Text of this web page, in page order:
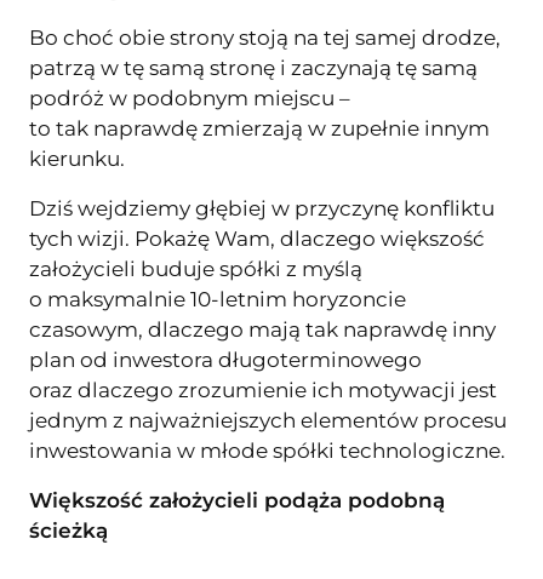
Bo choć obie strony stoją na tej samej drodze,
patrzą w tę samą stronę i zaczynają tę samą
podróż w podobnym miejscu –
to tak naprawdę zmierzają w zupełnie innym
kierunku.
Dziś wejdziemy głębiej w przyczynę konfliktu
tych wizji. Pokażę Wam, dlaczego większość
założycieli buduje spółki z myślą
o maksymalnie 10-letnim horyzoncie
czasowym, dlaczego mają tak naprawdę inny
plan od inwestora długoterminowego
oraz dlaczego zrozumienie ich motywacji jest
jednym z najważniejszych elementów procesu
inwestowania w młode spółki technologiczne.
Większość założycieli podąża podobną
ścieżką